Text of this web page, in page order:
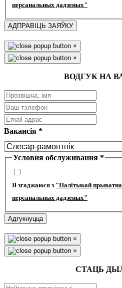
персанальных дадзеных"
АДПРАВІЦЬ ЗАЯЎКУ
×
×
ВОДГУК НА
Вакансія *
Условия обслуживания *
Я згаджаюся з "Палітыкай
персанальных дадзеных"
Адгукнуцца
×
×
СТАЦЬ